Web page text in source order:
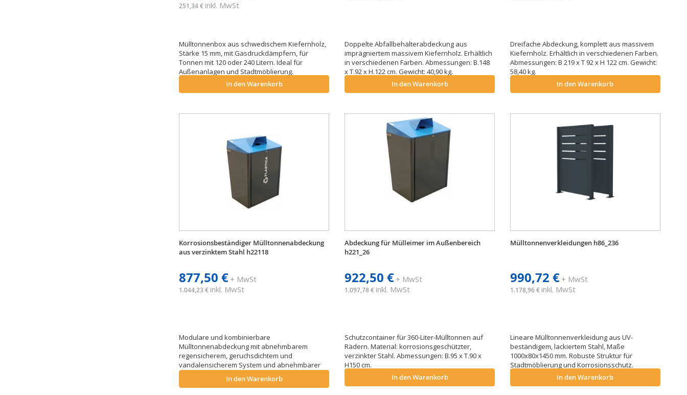
251,34 € inkl. MwSt
Mülltonnenbox aus schwedischem Kiefernholz,
Stärke 15 mm, mit Gasdruckdämpfern, für
Tonnen mit 120 oder 240 Litern. Ideal für
Außenanlagen und Stadtmöblierung.
In den Warenkorb
Doppelte Abfallbehälterabdeckung aus
imprägniertem massivem Kiefernholz. Erhältlich
in verschiedenen Farben. Abmessungen: B.148
x T.92 x H.122 cm. Gewicht: 40,90 kg.
In den Warenkorb
Dreifache Abdeckung, komplett aus massivem
Kiefernholz. Erhältlich in verschiedenen Farben.
Abmessungen: B 219 x T 92 x H 122 cm. Gewicht:
58,40 kg.
In den Warenkorb
Korrosionsbeständiger Mülltonnenabdeckung
aus verzinktem Stahl h22118
877,50 €+ MwSt
1.044,23 € inkl. MwSt
Modulare und kombinierbare
Mülltonnenabdeckung mit abnehmbarem
regensicherem, geruchsdichtem und
vandalensicherem System und abnehmbarer
Fronttür zur Entnahme der Mülltonnen. Erhältlich
in verschiedenen Farben.
In den Warenkorb
Abdeckung für Mülleimer im Außenbereich
h221_26
922,50 €+ MwSt
1.097,78 € inkl. MwSt
Schutzcontainer für 360-Liter-Mülltonnen auf
Rädern. Material: korrosionsgeschützter,
verzinkter Stahl. Abmessungen: B.95 x T.90 x
H150 cm.
In den Warenkorb
Mülltonnenverkleidungen h86_236
990,72 €+ MwSt
1.178,96 € inkl. MwSt
Lineare Mülltonnenverkleidung aus UV-
beständigem, lackiertem Stahl, Maße
1000x80x1450 mm. Robuste Struktur für
Stadtmöblierung und Korrosionsschutz.
In den Warenkorb